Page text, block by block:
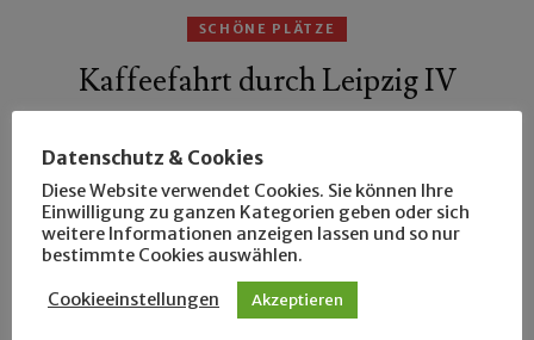
SCHÖNE PLÄTZE
Kaffeefahrt durch Leipzig IV
Neu am westlichen Rande der Stadt ist das Café
Wachberg, es hat erst seit wenigen Tagen geöffnet
und noch keine Internetseite.
Datenschutz & Cookies
Diese Website verwendet Cookies. Sie können Ihre
Einwilligung zu ganzen Kategorien geben oder sich
weitere Informationen anzeigen lassen und so nur
bestimmte Cookies auswählen.
Cookieeinstellungen Akzeptieren